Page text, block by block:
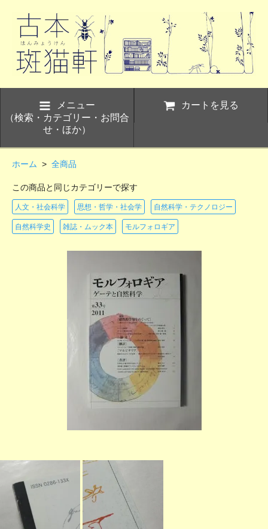
メニュー
（検索・カテゴリー・お問合
せ・ほか）
カートを見る
ホーム > 全商品
この商品と同じカテゴリーで探す
人文・社会科学 思想・哲学・社会学 自然科学・テクノロジー
自然科学史 雑誌・ムック本 モルフォロギア